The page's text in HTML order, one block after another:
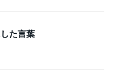
た言葉